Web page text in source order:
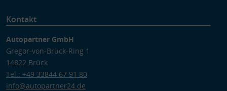
Kontakt
Autopartner GmbH
Gregor-von-Brück-Ring 1
14822 Brück
Tel.: +49 33844 67 91 80
info@autopartner24.de